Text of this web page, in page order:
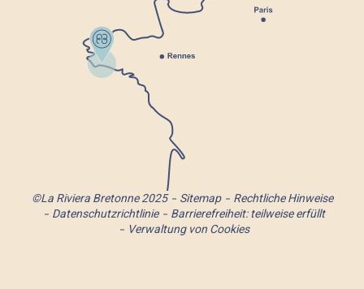
©La Riviera Bretonne 2025 Sitemap
Rechtliche Hinweise
Datenschutzrichtlinie
Barrierefreiheit: teilweise erfüllt
Verwaltung von Cookies